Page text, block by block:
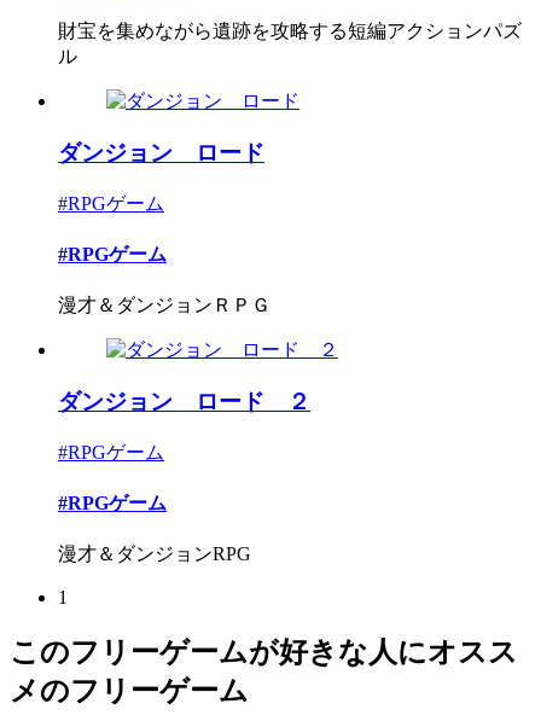
財宝を集めながら遺跡を攻略する短編アクションパズ
ル
ダンジョン ロード
#RPGゲーム
#RPGゲーム
漫才＆ダンジョンＲＰＧ
ダンジョン ロード ２
#RPGゲーム
#RPGゲーム
漫才＆ダンジョンRPG
1
このフリーゲームが好きな人にオスス
メのフリーゲーム